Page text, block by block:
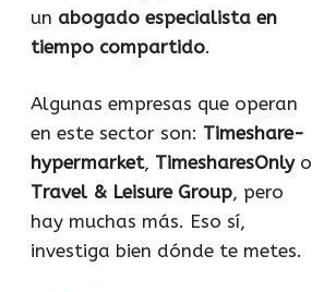
un abogado especialista en
tiempo compartido.
Algunas empresas que operan
en este sector son: Timeshare-
hypermarket, TimesharesOnlyo
Travel & Leisure Group, pero
hay muchas más. Eso sí,
investiga bien dónde te metes.